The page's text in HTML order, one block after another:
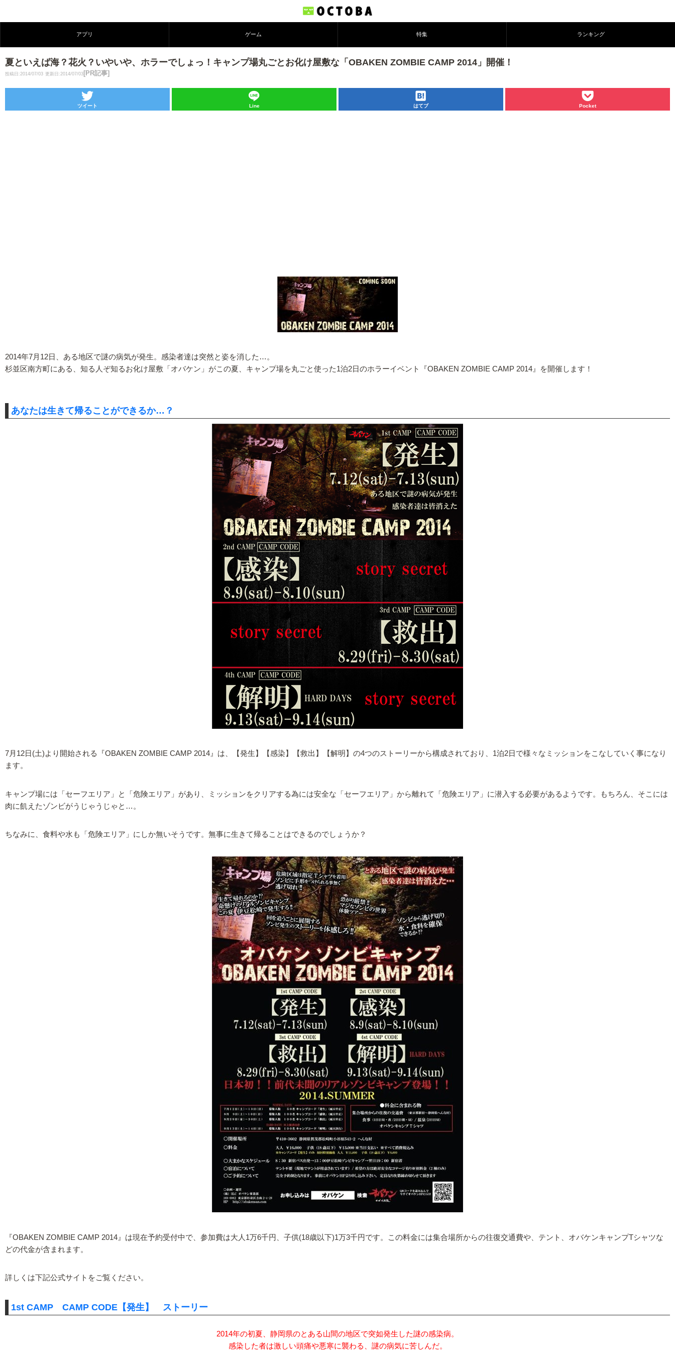
アプリ ゲーム 特集 ランキング
夏といえば海？花火？いやいや、ホラーでしょっ！キャンプ場丸ごとお化け屋敷な「OBAKEN ZOMBIE CAMP 2014」開催！
投稿日:2014/07/03 更新日:2014/07/03 [PR記事]
ツイート Line はてブ Pocket
2014年7月12日、ある地区で謎の病気が発生。感染者達は突然と姿を消した…。
杉並区南方町にある、知る人ぞ知るお化け屋敷「オバケン」がこの夏、キャンプ場を丸ごと使った1泊2日のホラーイベント『OBAKEN ZOMBIE CAMP 2014』を開催します！
あなたは生きて帰ることができるか…？
7月12日(土)より開始される『OBAKEN ZOMBIE CAMP 2014』は、【発生】【感染】【救出】【解明】の4つのストーリーから構成されており、1泊2日で様々なミッションをこなしていく事になり
ます。
キャンプ場には「セーフエリア」と「危険エリア」があり、ミッションをクリアする為には安全な「セーフエリア」から離れて「危険エリア」に潜入する必要があるようです。もちろん、そこには
肉に飢えたゾンビがうじゃうじゃと…。
ちなみに、食料や水も「危険エリア」にしか無いそうです。無事に生きて帰ることはできるのでしょうか？
『OBAKEN ZOMBIE CAMP 2014』は現在予約受付中で、参加費は大人1万6千円、子供(18歳以下)1万3千円です。この料金には集合場所からの往復交通費や、テント、オバケンキャンプTシャツな
どの代金が含まれます。
詳しくは下記公式サイトをご覧ください。
1st CAMP CAMP CODE【発生】 ストーリー
2014年の初夏、静岡県のとある山間の地区で突如発生した謎の感染病。
感染した者は激しい頭痛や悪寒に襲わる、謎の病気に苦しんだ。